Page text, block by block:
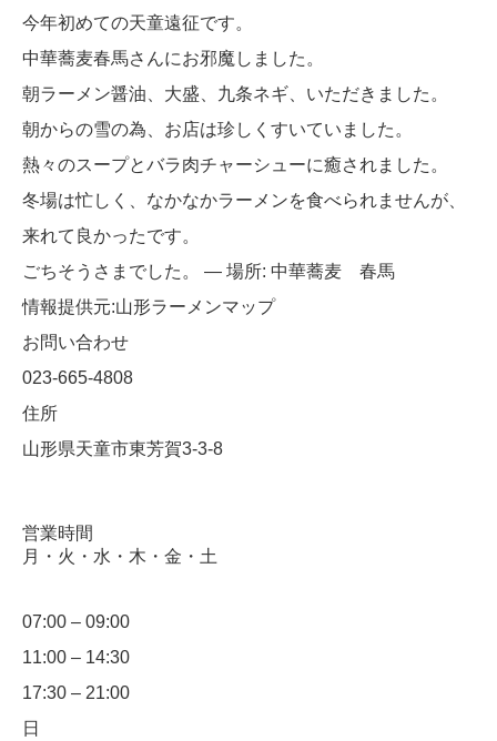
今年初めての天童遠征です。
中華蕎麦春馬さんにお邪魔しました。
朝ラーメン醤油、大盛、九条ネギ、いただきました。
朝からの雪の為、お店は珍しくすいていました。
熱々のスープとバラ肉チャーシューに癒されました。
冬場は忙しく、なかなかラーメンを食べられませんが、
来れて良かったです。
ごちそうさまでした。 — 場所: 中華蕎麦 春馬
情報提供元:山形ラーメンマップ
お問い合わせ
023-665-4808
住所
山形県天童市東芳賀3-3-8
営業時間
月・火・水・木・金・土
07:00 – 09:00
11:00 – 14:30
17:30 – 21:00
日